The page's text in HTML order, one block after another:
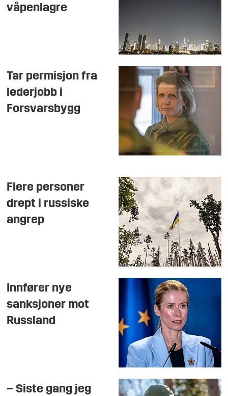
våpenlagre
Tar permisjon fra
lederjobb i
Forsvarsbygg
Flere personer
drept i russiske
angrep
Innfører nye
sanksjoner mot
Russland
– Siste gang jeg